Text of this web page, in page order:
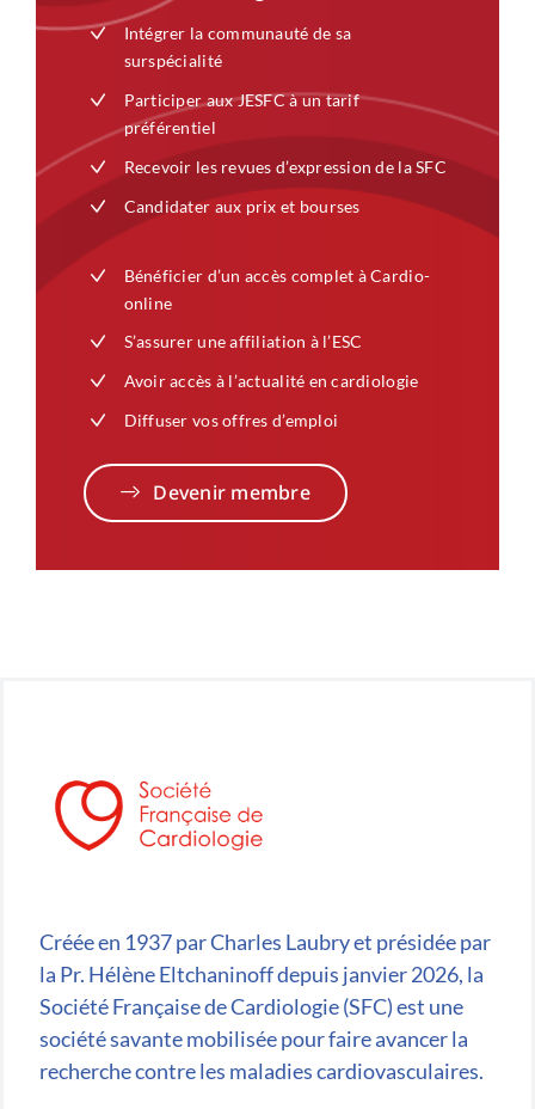
Intégrer la communauté de sa
surspécialité
Participer aux JESFC à un tarif
préférentiel
Recevoir les revues d’expression de la SFC
Candidater aux prix et bourses
Bénéficier d’un accès complet à Cardio-
online
S’assurer une affiliation à l’ESC
Avoir accès à l’actualité en cardiologie
Diffuser vos offres d’emploi
Devenir membre
Créée en 1937 par Charles Laubry et présidée par
la Pr. Hélène Eltchaninoff depuis janvier 2026, la
Société Française de Cardiologie (SFC) est une
société savante mobilisée pour faire avancer la
recherche contre les maladies cardiovasculaires.